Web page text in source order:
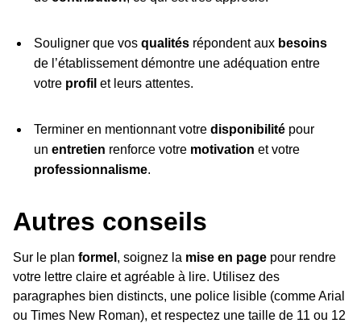
Souligner que vos qualitésrépondent aux besoins
de l’établissement démontre une adéquation entre
votre profil et leurs attentes.
Terminer en mentionnant votre disponibilitépour
un entretien renforce votre motivation et votre
professionnalisme.
Autres conseils
Sur le plan formel , soignez la mise en page pour rendre
votre lettre claire et agréable à lire. Utilisez des
paragraphes bien distincts, une police lisible (comme Arial
ou Times New Roman), et respectez une taille de 11 ou 12